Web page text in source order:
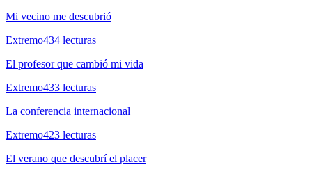
Mi vecino me descubrió
Extremo434 lecturas
El profesor que cambió mi vida
Extremo433 lecturas
La conferencia internacional
Extremo423 lecturas
El verano que descubrí el placer